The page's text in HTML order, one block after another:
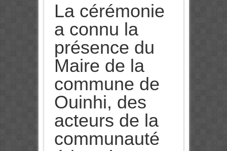
La cérémonie
a connu la
présence du
Maire de la
commune de
Ouinhi, des
acteurs de la
communauté